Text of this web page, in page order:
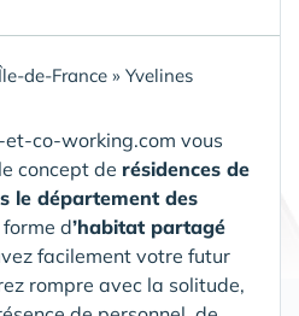
de-France » Yvelines
co-working.com vous
concept de résidences de
le département des
d’habitat partagé
facilement votre futur
rompre avec la solitude,